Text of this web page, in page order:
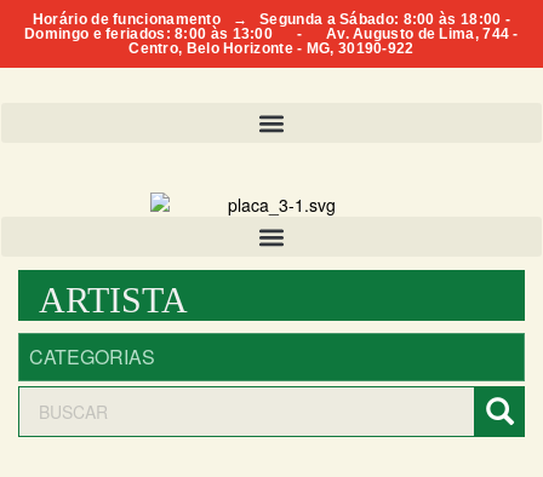
Horário de funcionamento → Segunda a Sábado: 8:00 às 18:00 -
Domingo e feriados: 8:00 às 13:00 - Av. Augusto de Lima, 744 -
Centro, Belo Horizonte - MG, 30190-922
ARTISTA